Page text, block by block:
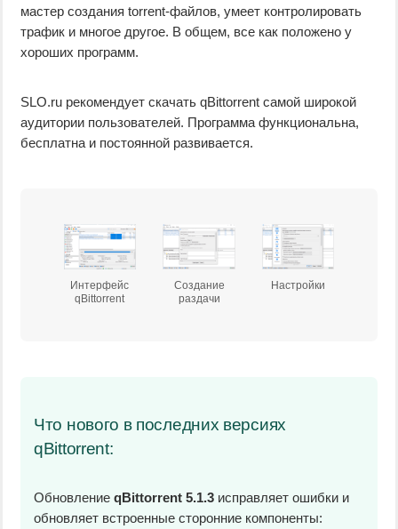
мастер создания torrent-файлов, умеет контролировать
трафик и многое другое. В общем, все как положено у
хороших программ.
SLO.ru рекомендует скачать qBittorrent самой широкой
аудитории пользователей. Программа функциональна,
бесплатна и постоянной развивается.
Интерфейс
qBittorrent
Создание
раздачи
Настройки
Что нового в последних версиях
qBittorrent:
Обновление qBittorrent 5.1.3 исправляет ошибки и
обновляет встроенные сторонние компоненты: